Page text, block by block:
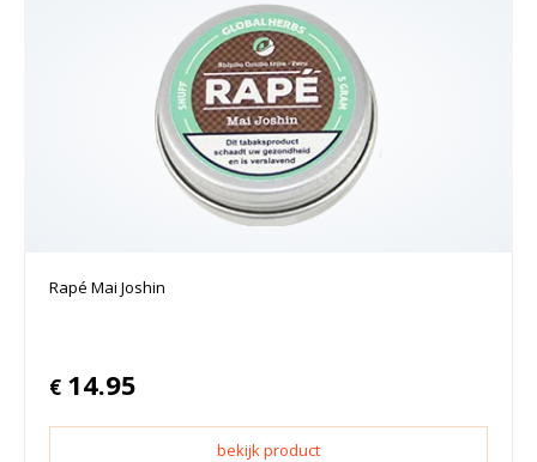
Rapé Mai Joshin
€ 14.95
bekijk product